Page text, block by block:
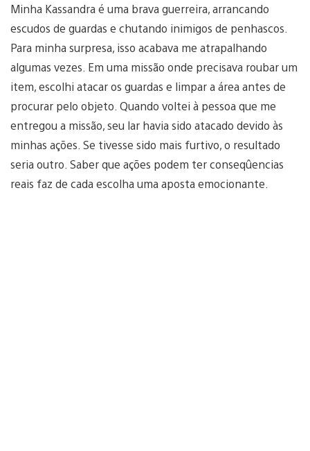
Minha Kassandra é uma brava guerreira, arrancando
escudos de guardas e chutando inimigos de penhascos.
Para minha surpresa, isso acabava me atrapalhando
algumas vezes. Em uma missão onde precisava roubar um
item, escolhi atacar os guardas e limpar a área antes de
procurar pelo objeto. Quando voltei à pessoa que me
entregou a missão, seu lar havia sido atacado devido às
minhas ações. Se tivesse sido mais furtivo, o resultado
seria outro. Saber que ações podem ter conseqûencias
reais faz de cada escolha uma aposta emocionante.